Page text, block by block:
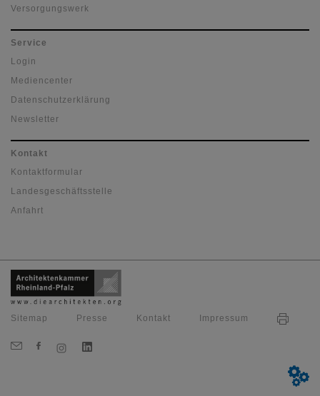
Versorgungswerk
Service
Login
Mediencenter
Datenschutzerklärung
Newsletter
Kontakt
Kontaktformular
Landesgeschäftsstelle
Anfahrt
Sitemap Presse Kontakt Impressum